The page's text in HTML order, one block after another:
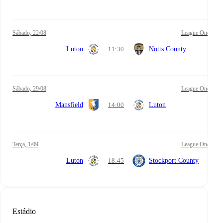
sábado, 22/08 League One
Luton 11:30 Notts County
sábado, 29/08 League One
Mansfield 14:00 Luton
terça, 1/09 League One
Luton 18:45 Stockport County
Estádio